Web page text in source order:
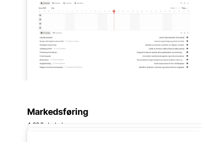
Markedsføring
4.639 skabeloner